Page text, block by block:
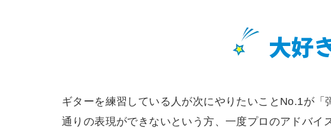
大好
ギターを練習している人が次にやりたいことNo.1が
通りの表現ができないという方、一度プロのアドバイ